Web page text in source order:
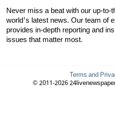
Never miss a beat with our up-to-
world's latest news. Our team of
provides in-depth reporting and
issues that matter most.
Terms and
© 2011-2026